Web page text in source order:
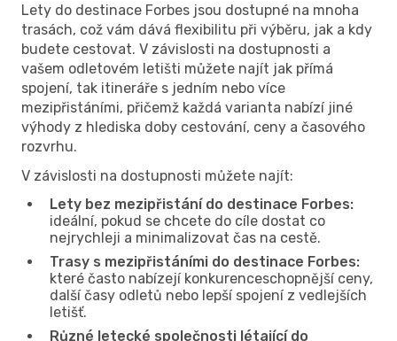
Lety do destinace Forbes jsou dostupné na mnoha
trasách, což vám dává flexibilitu při výběru, jak a kdy
budete cestovat. V závislosti na dostupnosti a
vašem odletovém letišti můžete najít jak přímá
spojení, tak itineráře s jedním nebo více
mezipřistáními, přičemž každá varianta nabízí jiné
výhody z hlediska doby cestování, ceny a časového
rozvrhu.
V závislosti na dostupnosti můžete najít:
Lety bez mezipřistání do destinace Forbes:
ideální, pokud se chcete do cíle dostat co
nejrychleji a minimalizovat čas na cestě.
Trasy s mezipřistáními do destinace Forbes:
které často nabízejí konkurenceschopnější ceny,
další časy odletů nebo lepší spojení z vedlejších
letišť.
Různé letecké společnosti létající do